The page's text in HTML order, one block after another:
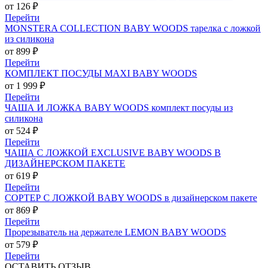
от 126 ₽
Перейти
MONSTERA COLLECTION BABY WOODS тарелка с ложкой
из силикона
от 899 ₽
Перейти
КОМПЛЕКТ ПОСУДЫ MAXI BABY WOODS
от 1 999 ₽
Перейти
ЧАША И ЛОЖКА BABY WOODS комплект посуды из
силикона
от 524 ₽
Перейти
ЧАША С ЛОЖКОЙ EXCLUSIVE BABY WOODS В
ДИЗАЙНЕРСКОМ ПАКЕТЕ
от 619 ₽
Перейти
СОРТЕР С ЛОЖКОЙ BABY WOODS в дизайнерском пакете
от 869 ₽
Перейти
Прорезыватель на держателе LEMON BABY WOODS
от 579 ₽
Перейти